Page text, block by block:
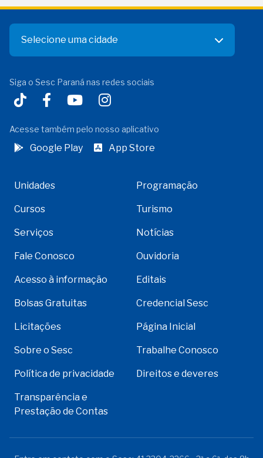
Selecione uma cidade
Siga o Sesc Paraná nas redes sociais
Acesse também pelo nosso aplicativo
Google Play App Store
Unidades Programação
Cursos Turismo
Serviços Notícias
Fale Conosco Ouvidoria
Acesso à informação Editais
Bolsas Gratuitas Credencial Sesc
Licitações Página Inicial
Sobre o Sesc Trabalhe Conosco
Política de privacidade Direitos e deveres
Transparência e
Prestação de Contas